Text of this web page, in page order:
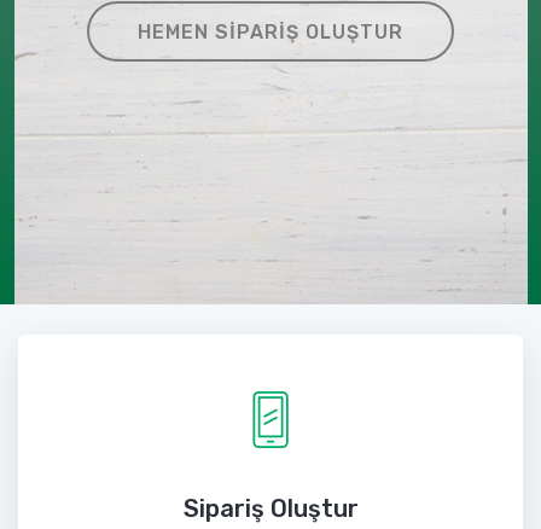
HEMEN SIPARIŞ OLUŞTUR
Sipariş Oluştur